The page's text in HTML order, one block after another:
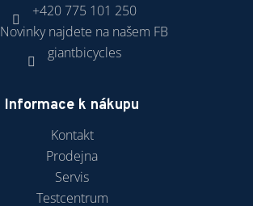
+420 775 101 250
Novinky najdete na našem FB
giantbicycles
Informace k nákupu
Kontakt
Prodejna
Servis
Testcentrum